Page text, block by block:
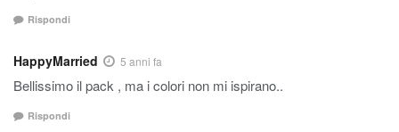
Rispondi
HappyMarried 5 anni fa
Bellissimo il pack , ma i colori non mi ispirano..
Rispondi